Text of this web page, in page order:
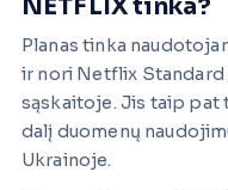
NETFLIX tinka?
Planas tinka
ir nori Netflix Standard
sąskaitoje. Jis taip pat
dalį duomenų
Ukrainoje.